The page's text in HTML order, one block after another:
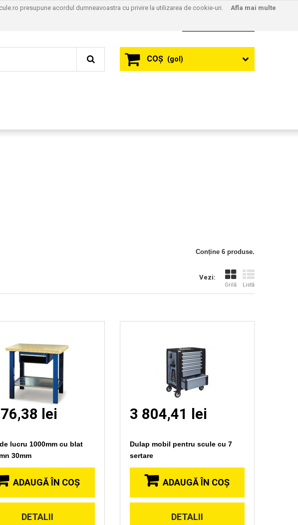
COŞ (gol)
Conține 6 produse.
Vezi:
Grilă Listă
lei
lucru 1000mm cu blat
30mm
ADAUGĂ ÎN COŞ
DETALII
3 804,41 lei
Dulap mobil pentru scule cu 7
sertare
ADAUGĂ ÎN COŞ
DETALII
Vizionare
Vizionare
presupune acordul dumneavoastra cu privire la utilizarea de cookie-uri. Afla mai multe